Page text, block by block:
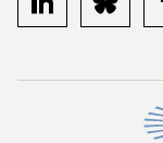
linkedin bluesky